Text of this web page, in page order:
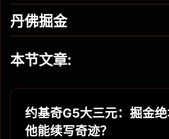
丹佛掘金
本节文章:
约基奇G5大三元：掘金
他能续写奇迹？